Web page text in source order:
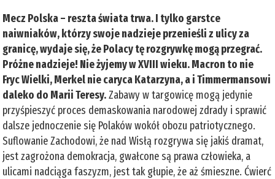
Mecz Polska – reszta świata trwa. I tylko garstce
naiwniaków, którzy swoje nadzieje przenieśli z ulicy za
granicę, wydaje się, że Polacy tę rozgrywkę mogą przegrać.
Próżne nadzieje! Nie żyjemy w XVIII wieku. Macron to nie
Fryc Wielki, Merkel nie caryca Katarzyna, a i Timmermansowi
daleko do Marii Teresy.Zabawy w targowicę mogą jedynie
przyśpieszyć proces demaskowania narodowej zdrady i sprawić
dalsze jednoczenie się Polaków wokół obozu patriotycznego.
Suflowanie Zachodowi, że nad Wisłą rozgrywa się jakiś dramat,
jest zagrożona demokracja, gwałcone są prawa człowieka, a
ulicami nadciąga faszyzm, jest tak głupie, że aż śmieszne. Ćwierć